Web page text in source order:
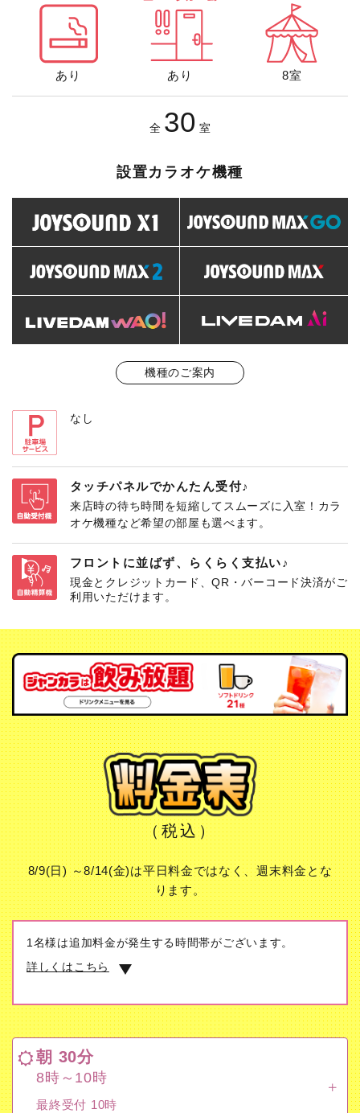
あり あり 8室
全 30 室
設置カラオケ機種
機種のご案内
なし
タッチパネルでかんたん受付♪
来店時の待ち時間を短縮してスムーズに入室！カラ
オケ機種など希望の部屋も選べます。
フロントに並ばず、らくらく支払い♪
現金とクレジットカード、QR・バーコード決済がご
利用いただけます。
（税込）
8/9(日) ～8/14(金)は平日料金ではなく、週末料金とな
ります。
1名様は追加料金が発生する時間帯がございます。
詳しくはこちら
朝 30分
最終受付 10時
朝 30分
8時～10時
最終受付 10時